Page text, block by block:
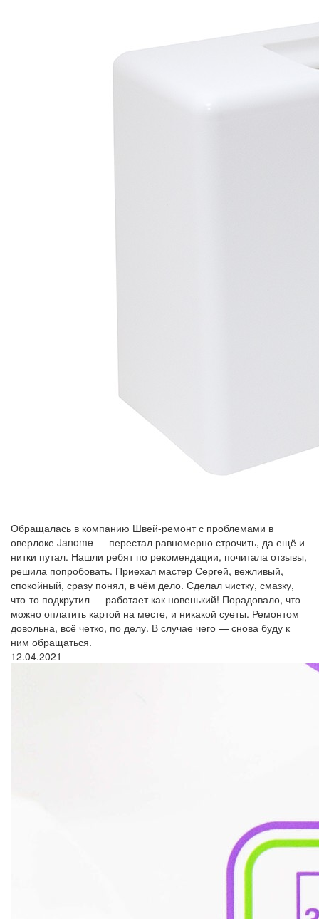
Обращалась в компанию Швей-ремонт с проблемами в
оверлоке Janome — перестал равномерно строчить, да ещё и
нитки путал. Нашли ребят по рекомендации, почитала отзывы,
решила попробовать. Приехал мастер Сергей, вежливый,
спокойный, сразу понял, в чём дело. Сделал чистку, смазку,
что-то подкрутил — работает как новенький! Порадовало, что
можно оплатить картой на месте, и никакой суеты. Ремонтом
довольна, всё четко, по делу. В случае чего — снова буду к
ним обращаться.
12.04.2021